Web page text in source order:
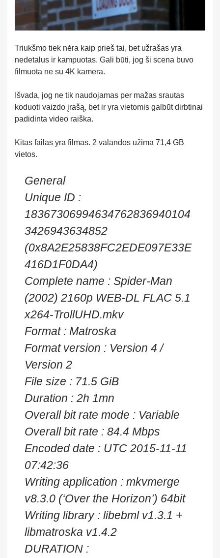
Triukšmo tiek nėra kaip prieš tai, bet užrašas yra
nedetalus ir kampuotas. Gali būti, jog ši scena buvo
filmuota ne su 4K kamera.
Išvada, jog ne tik naudojamas per mažas srautas
koduoti vaizdo įrašą, bet ir yra vietomis galbūt dirbtinai
padidinta video raiška.
Kitas failas yra filmas. 2 valandos užima 71,4 GB
vietos.
General
Unique ID :
18367306994634762836940104
3426943634852
(0x8A2E25838FC2EDE097E33E
416D1F0DA4)
Complete name : Spider-Man
(2002) 2160p WEB-DL FLAC 5.1
x264-TrollUHD.mkv
Format : Matroska
Format version : Version 4 /
Version 2
File size : 71.5 GiB
Duration : 2h 1mn
Overall bit rate mode : Variable
Overall bit rate : 84.4 Mbps
Encoded date : UTC 2015-11-11
07:42:36
Writing application : mkvmerge
v8.3.0 (‘Over the Horizon’) 64bit
Writing library : libebml v1.3.1 +
libmatroska v1.4.2
DURATION :